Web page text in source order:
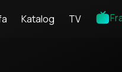
Katalog TV